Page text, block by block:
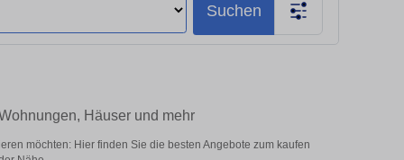
Suchen
Häuser und mehr
möchten: Hier finden Sie die besten Angebote zum kaufen